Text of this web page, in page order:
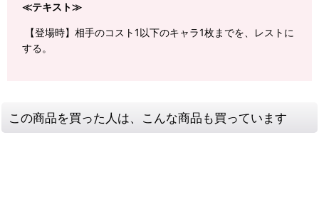
≪テキスト≫
【登場時】相手のコスト1以下のキャラ1枚までを、レストに
する。
この商品を買った人は、こんな商品も買っています